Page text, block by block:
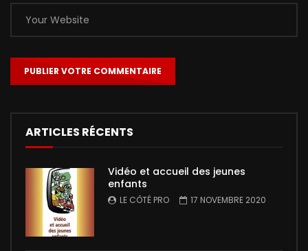
ARTICLES RÉCENTS
Vidéo et accueil des jeunes
enfants
LE CÔTÉ PRO 17 NOVEMBRE 2020